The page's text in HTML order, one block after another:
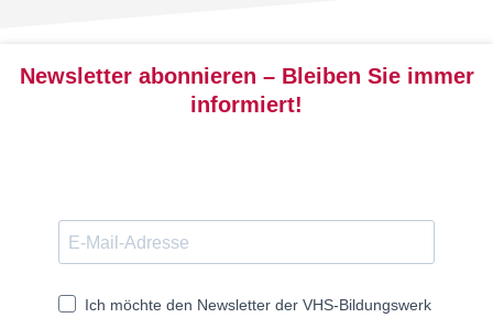
Newsletter abonnieren – Bleiben Sie immer
informiert!
Ich möchte den Newsletter der VHS-Bildungswerk